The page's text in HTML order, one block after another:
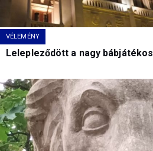
VÉLEMÉNY
Lelepleződött a nagy bábjátékos